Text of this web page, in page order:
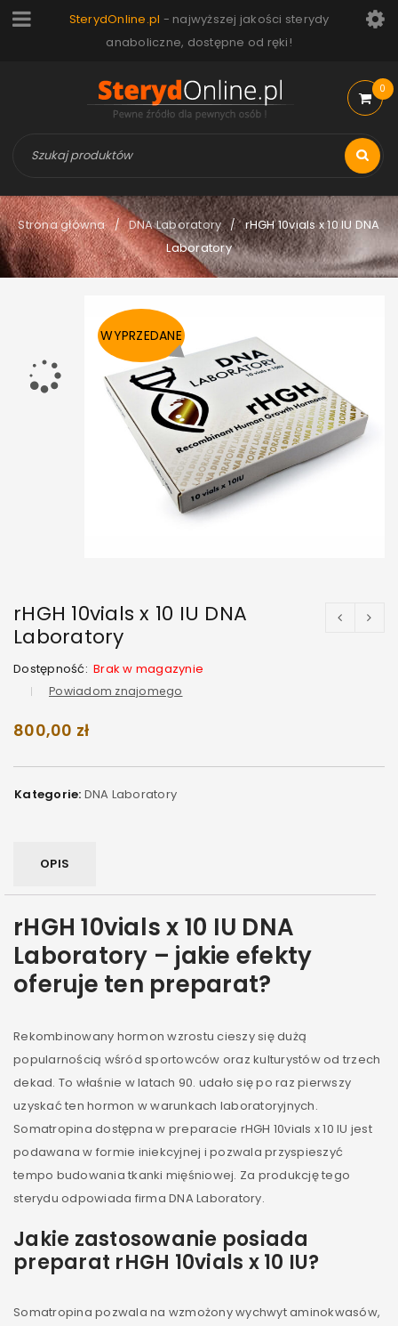
SterydOnline.pl - najwyższej jakości sterydy
anaboliczne, dostępne od ręki!
0
Strona główna / DNA Laboratory /
rHGH 10vials x 10 IU DNA
Laboratory
WYPRZEDANE
rHGH 10vials x 10 IU DNA
Laboratory
Dostępność: Brak w magazynie
Powiadom znajomego
800,00 zł
Kategorie: DNA Laboratory
OPIS
rHGH 10vials x 10 IU DNA
Laboratory – jakie efekty
oferuje ten preparat?
Rekombinowany hormon wzrostu cieszy się dużą
popularnością wśród sportowców oraz kulturystów od trzech
dekad. To właśnie w latach 90. udało się po raz pierwszy
uzyskać ten hormon w warunkach laboratoryjnych.
Somatropina dostępna w preparacie rHGH 10vials x 10 IU jest
podawana w formie iniekcyjnej i pozwala przyspieszyć
tempo budowania tkanki mięśniowej. Za produkcję tego
sterydu odpowiada firma DNA Laboratory.
Jakie zastosowanie posiada
preparat rHGH 10vials x 10 IU?
Somatropina pozwala na wzmożony wychwyt aminokwasów,